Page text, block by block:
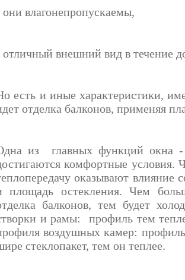
они влагонепропускаемы,
отличный внешний вид в течение
есть и иные характеристики,
отделка балконов, применяя
из главных функций окна
комфортные условия.
оказывают влияние
площадь остекления. Чем
балконов, тем будет
и рамы: профиль тем
воздушных камер:
стеклопакет, тем он теплее.